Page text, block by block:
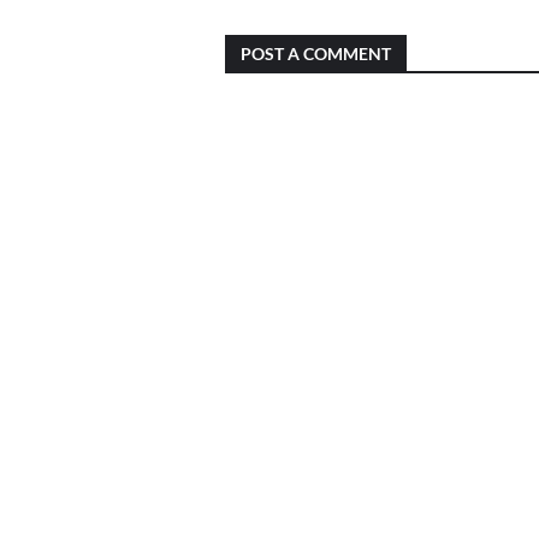
POST A COMMENT